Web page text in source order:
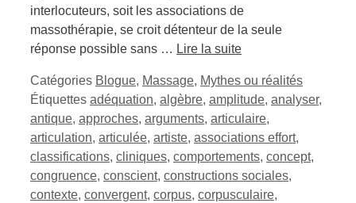
interlocuteurs, soit les associations de
massothérapie, se croit détenteur de la seule
réponse possible sans … Lire la suite
Catégories Blogue, Massage, Mythes ou réalités
Étiquettes adéquation, algèbre, amplitude, analyser,
antique, approches, arguments, articulaire,
articulation, articulée, artiste, associations effort,
classifications, cliniques, comportements, concept,
congruence, conscient, constructions sociales,
contexte, convergent, corpus, corpusculaire,